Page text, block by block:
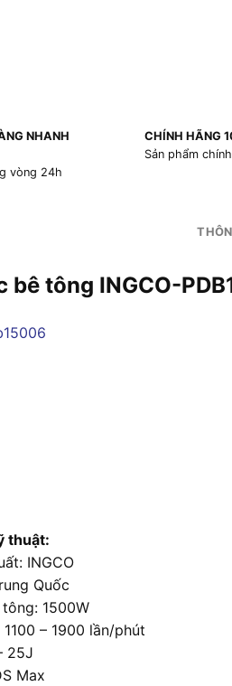
NHANH
vòng 24h
CHÍNH HÃNG
Sản phẩm
bê tông INGCO-
thuật:
INGCO
Quốc
1500W
– 1900 lần/phút
25J
Max